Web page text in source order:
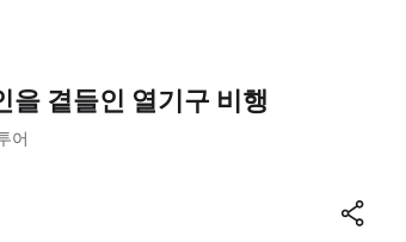
을 곁들인 열기구 비행
어